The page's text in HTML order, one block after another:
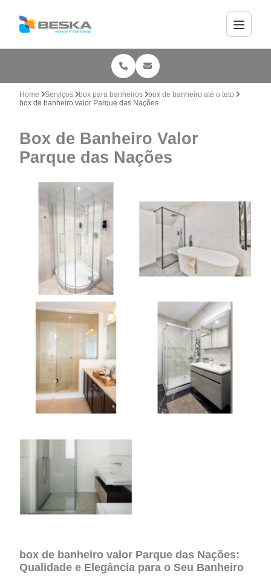
Home Serviços box para banheiros
box de banheiro até o teto
box de banheiro valor Parque das Nações
Box de Banheiro Valor
Parque das Nações
box de banheiro valor Parque das Nações:
Qualidade e Elegância para o Seu Banheiro